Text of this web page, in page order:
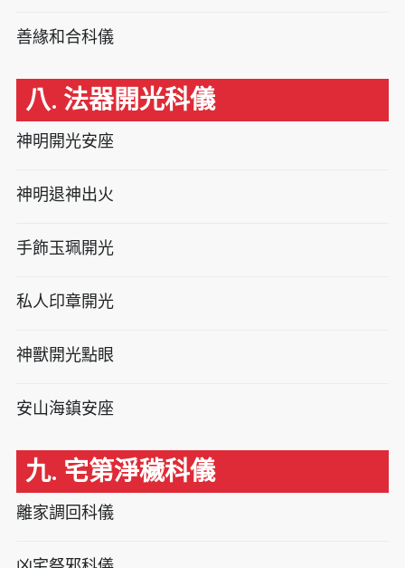
善緣和合科儀
八. 法器開光科儀
神明開光安座
神明退神出火
手飾玉珮開光
私人印章開光
神獸開光點眼
安山海鎮安座
九. 宅第淨穢科儀
離家調回科儀